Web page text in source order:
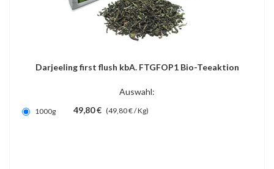
Darjeeling first flush kbA. FTGFOP1 Bio-Teeaktion
Auswahl:
1000g 49,80 € (49,80 € / Kg)